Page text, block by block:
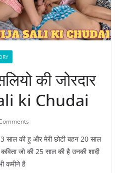
की जोरदार
ki Chudai
साल की हु और मेरी छोटी बहन 20 साल
कविता जो की 25 साल की है उनकी शादी
कमीने है